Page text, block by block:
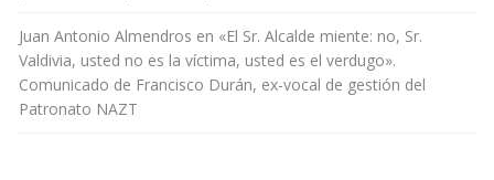
Juan Antonio Almendros en «El Sr. Alcalde miente: no, Sr.
Valdivia, usted no es la víctima, usted es el verdugo».
Comunicado de Francisco Durán, ex-vocal de gestión del
Patronato NAZT